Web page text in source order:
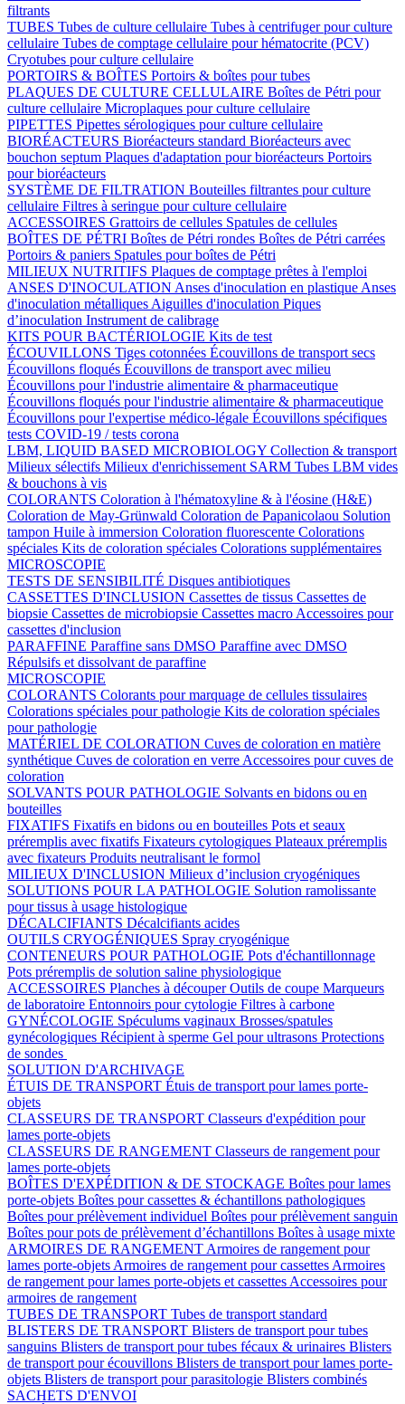
filtrants
TUBES Tubes de culture cellulaire Tubes à centrifuger pour culture
cellulaire Tubes de comptage cellulaire pour hématocrite (PCV)
Cryotubes pour culture cellulaire
PORTOIRS & BOÎTES Portoirs & boîtes pour tubes
PLAQUES DE CULTURE CELLULAIRE Boîtes de Pétri pour
culture cellulaire Microplaques pour culture cellulaire
PIPETTES Pipettes sérologiques pour culture cellulaire
BIORÉACTEURS Bioréacteurs standard Bioréacteurs avec
bouchon septum Plaques d'adaptation pour bioréacteurs Portoirs
pour bioréacteurs
SYSTÈME DE FILTRATION Bouteilles filtrantes pour culture
cellulaire Filtres à seringue pour culture cellulaire
ACCESSOIRES Grattoirs de cellules Spatules de cellules
BOÎTES DE PÉTRI Boîtes de Pétri rondes Boîtes de Pétri carrées
Portoirs & paniers Spatules pour boîtes de Pétri
MILIEUX NUTRITIFS Plaques de comptage prêtes à l'emploi
ANSES D'INOCULATION Anses d'inoculation en plastique Anses
d'inoculation métalliques Aiguilles d'inoculation Piques
d’inoculation Instrument de calibrage
KITS POUR BACTÉRIOLOGIE Kits de test
ÉCOUVILLONS Tiges cotonnées Écouvillons de transport secs
Écouvillons floqués Écouvillons de transport avec milieu
Écouvillons pour l'industrie alimentaire & pharmaceutique
Écouvillons floqués pour l'industrie alimentaire & pharmaceutique
Écouvillons pour l'expertise médico-légale Écouvillons spécifiques
tests COVID-19 / tests corona
LBM, LIQUID BASED MICROBIOLOGY Collection & transport
Milieux sélectifs Milieux d'enrichissement SARM Tubes LBM vides
& bouchons à vis
COLORANTS Coloration à l'hématoxyline & à l'éosine (H&E)
Coloration de May-Grünwald Coloration de Papanicolaou Solution
tampon Huile à immersion Coloration fluorescente Colorations
spéciales Kits de coloration spéciales Colorations supplémentaires
MICROSCOPIE
TESTS DE SENSIBILITÉ Disques antibiotiques
CASSETTES D'INCLUSION Cassettes de tissus Cassettes de
biopsie Cassettes de microbiopsie Cassettes macro Accessoires pour
cassettes d'inclusion
PARAFFINE Paraffine sans DMSO Paraffine avec DMSO
Répulsifs et dissolvant de paraffine
MICROSCOPIE
COLORANTS Colorants pour marquage de cellules tissulaires
Colorations spéciales pour pathologie Kits de coloration spéciales
pour pathologie
MATÉRIEL DE COLORATION Cuves de coloration en matière
synthétique Cuves de coloration en verre Accessoires pour cuves de
coloration
SOLVANTS POUR PATHOLOGIE Solvants en bidons ou en
bouteilles
FIXATIFS Fixatifs en bidons ou en bouteilles Pots et seaux
préremplis avec fixatifs Fixateurs cytologiques Plateaux préremplis
avec fixateurs Produits neutralisant le formol
MILIEUX D'INCLUSION Milieux d’inclusion cryogéniques
SOLUTIONS POUR LA PATHOLOGIE Solution ramolissante
pour tissus à usage histologique
DÉCALCIFIANTS Décalcifiants acides
OUTILS CRYOGÉNIQUES Spray cryogénique
CONTENEURS POUR PATHOLOGIE Pots d'échantillonnage
Pots préremplis de solution saline physiologique
ACCESSOIRES Planches à découperOutils de coupe Marqueurs
de laboratoire Entonnoirs pour cytologie Filtres à carbone
GYNÉCOLOGIE Spéculums vaginaux Brosses/spatules
gynécologiques Récipient à sperme Gel pour ultrasons Protections
de sondes
SOLUTION D'ARCHIVAGE
ÉTUIS DE TRANSPORT Étuis de transport pour lames porte-
objets
CLASSEURS DE TRANSPORT Classeurs d'expédition pour
lames porte-objets
CLASSEURS DE RANGEMENT Classeurs de rangement pour
lames porte-objets
BOÎTES D'EXPÉDITION & DE STOCKAGE Boîtes pour lames
porte-objets Boîtes pour cassettes & échantillons pathologiques
Boîtes pour prélèvement individuel Boîtes pour prélèvement sanguin
Boîtes pour pots de prélèvement d’échantillons Boîtes à usage mixte
ARMOIRES DE RANGEMENT Armoires de rangement pour
lames porte-objets Armoires de rangement pour cassettes Armoires
de rangement pour lames porte-objets et cassettes Accessoires pour
armoires de rangement
TUBES DE TRANSPORT Tubes de transport standard
BLISTERS DE TRANSPORT Blisters de transport pour tubes
sanguins Blisters de transport pour tubes fécaux & urinaires Blisters
de transport pour écouvillons Blisters de transport pour lames porte-
objets Blisters de transport pour parasitologie Blisters combinés
SACHETS D'ENVOI